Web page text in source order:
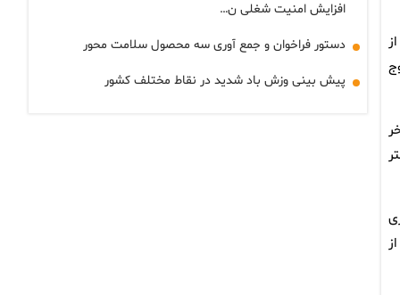
افزایش امنیت شغلی ن…
دستور فراخوان و جمع آوری سه محصول سلامت محور
پیش بینی وزش باد شدید در نقاط مختلف کشور